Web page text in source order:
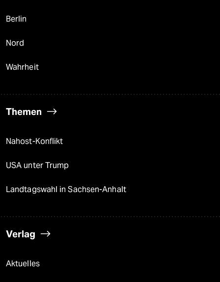
Berlin
Nord
Wahrheit
Themen
Nahost-Konflikt
USA unter Trump
Landtagswahl in Sachsen-Anhalt
Verlag
Aktuelles